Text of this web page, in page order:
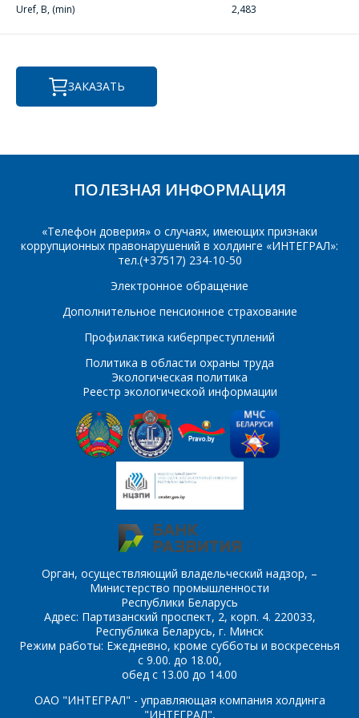
Uref, В, (min) 2,483
ЗАКАЗАТЬ
ПОЛЕЗНАЯ ИНФОРМАЦИЯ
«Телефон доверия» о случаях, имеющих признаки
коррупционных правонарушений в холдинге «ИНТЕГРАЛ»:
тел.(+37517) 234-10-50
Электронное обращение
Дополнительное пенсионное страхование
Профилактика киберпреступлений
Политика в области охраны труда
Экологическая политика
Реестр экологической информации
Орган, осуществляющий владельческий надзор, –
Министерство промышленности
Республики Беларусь
Адрес: Партизанский проспект, 2, корп. 4. 220033,
Республика Беларусь, г. Минск
Режим работы: Ежедневно, кроме субботы и воскресенья
с 9.00. до 18.00,
обед с 13.00 до 14.00
ОАО "ИНТЕГРАЛ" - управляющая компания холдинга
"ИНТЕГРАЛ",
Телефон*
E-mail
услуга, их количество
*
Комментарий*
*- обязательные
поля
ОТПРАВИТЬ
Телефон*
E-mail
Интересующий товар/
услуга
Сообщение *
Я согласен на
обработку
персональных данных*
*- обязательные
поля
ОТПРАВИТЬ